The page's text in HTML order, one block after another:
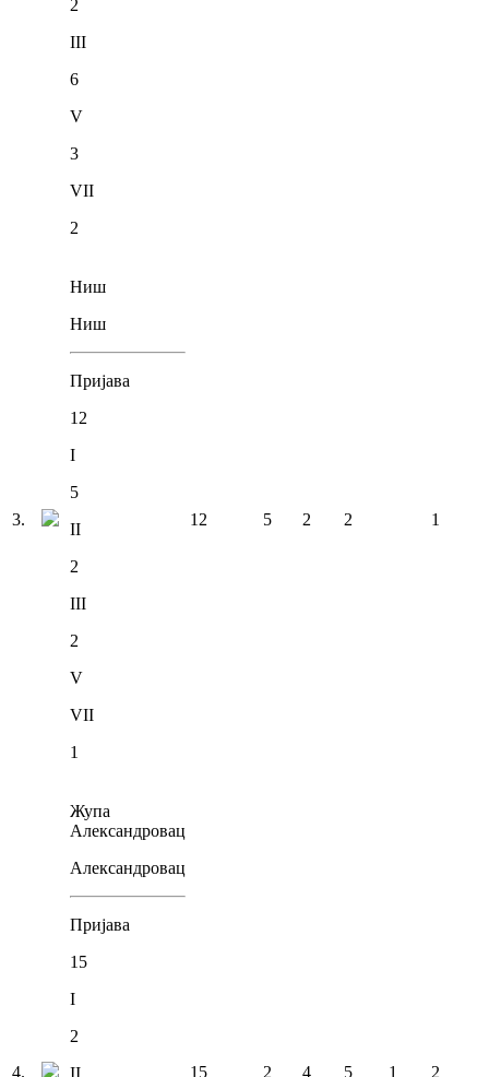
2
III
6
V
3
VII
2
3.
Ниш
Ниш
Пријава
12
I
5
II
2
III
2
V
VII
1
12 5 2 2 1
4.
Жупа
Александровац
Александровац
Пријава
15
I
2
II
15 2 4 5 1 2